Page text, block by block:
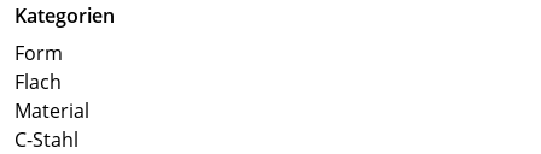
Kategorien
Form
Flach
Material
C-Stahl